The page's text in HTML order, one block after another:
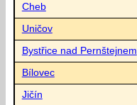
Cheb
Uničov
Bystřice nad Pernštejnem
Bílovec
Jičín